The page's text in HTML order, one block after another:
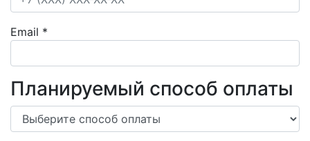
Email *
Планируемый способ оплаты